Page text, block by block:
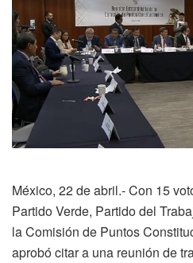
México, 22 de abril.- Con 15
Partido Verde, Partido del
la Comisión de Puntos
aprobó citar a una reunión de